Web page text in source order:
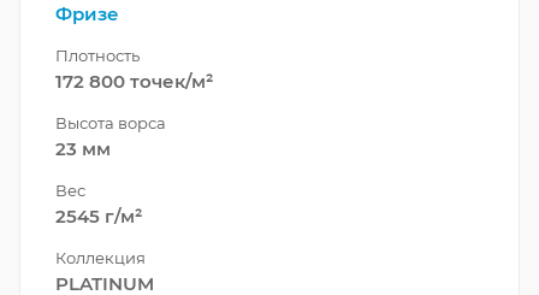
Фризе
Плотность
172 800 точек/м²
Высота ворса
23 мм
Вес
2545 г/м²
Коллекция
PLATINUM